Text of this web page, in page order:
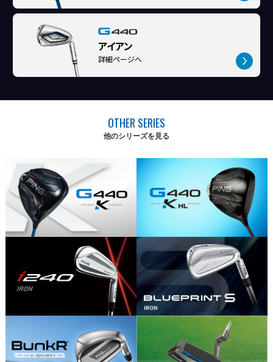
アイアン
詳細ページへ
OTHER SERIES
他のシリーズを見る